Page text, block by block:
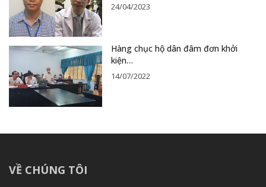
24/04/2023
Hàng chục hộ dân đâm đơn khởi
kiện…
14/07/2022
VỀ CHÚNG TÔI